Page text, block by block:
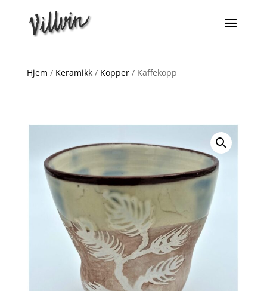
Hjem / Keramikk/ Kopper/ Kaffekopp